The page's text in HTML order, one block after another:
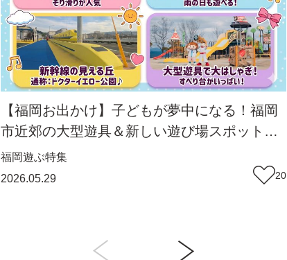
【福岡お出かけ】子どもが夢中になる！福岡
市近郊の大型遊具＆新しい遊び場スポット｜
福岡・春日・大野城・宗像
福岡遊ぶ特集
2026.05.29
20